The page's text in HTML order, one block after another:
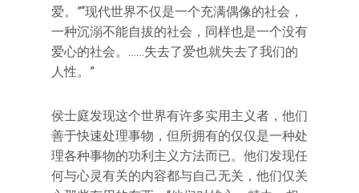
爱。”“现代世界不仅是一个充满偶像的社会，
一种沉溺不能自拔的社会，同样也是一个没有
爱心的社会。……失去了爱也就失去了我们的
人性。”
侯士庭发现这个世界有许多实用主义者，他们
善于快速处理事物，但所拥有的仅仅是一种处
理各种事物的功利主义方法而已。他们发现任
何与心灵有关的内容都与自己无关，他们仅关